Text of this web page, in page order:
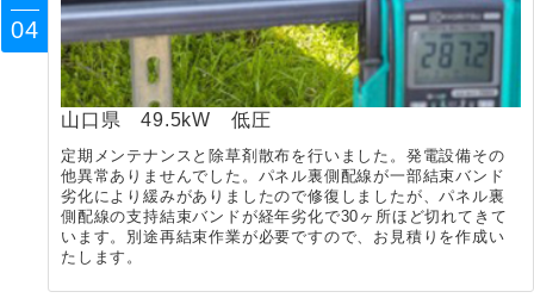
04
山口県 49.5kW 低圧
定期メンテナンスと除草剤散布を行いました。発電設備その
他異常ありませんでした。パネル裏側配線が一部結束バンド
劣化により緩みがありましたので修復しましたが、パネル裏
側配線の支持結束バンドが経年劣化で30ヶ所ほど切れてきて
います。別途再結束作業が必要ですので、お見積りを作成い
たします。